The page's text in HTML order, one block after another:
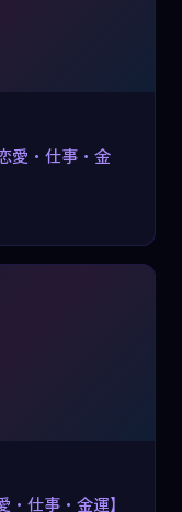
愛・仕事・金
仕事・金運】